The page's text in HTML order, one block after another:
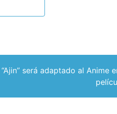
será adaptado al Anime